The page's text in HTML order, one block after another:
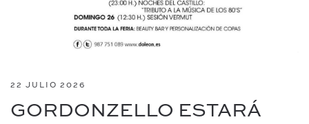
22 JULIO 2026
GORDONZELLO ESTARÁ